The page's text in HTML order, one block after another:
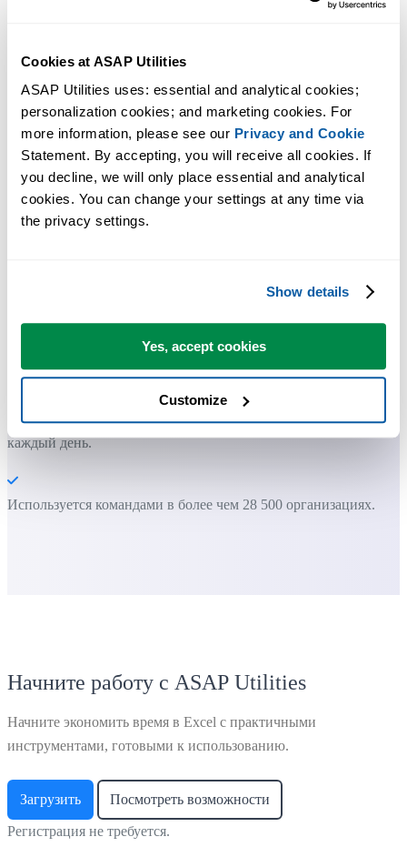
Cookies at ASAP Utilities
ASAP Utilities uses: essential and analytical cookies;
personalization cookies; and marketing cookies. For
more information, please see our Privacy and Cookie
Statement. By accepting, you will receive all cookies. If
you decline, we will only place essential and analytical
cookies. You can change your settings at any time via
the privacy settings.
Show details
Yes, accept cookies
Customize
Практичные инструменты, которых многим пользователям
не хватает в самом Excel.
Экономьте время в Excel. Это просто.
Большинство пользователей начинают с нескольких
инструментов. Многие в итоге используют ASAP Utilities
каждый день.
Используется командами в более чем 28 500 организациях.
Начните работу с ASAP Utilities
Начните экономить время в Excel с практичными
инструментами, готовыми к использованию.
Загрузить Посмотреть возможности
Регистрация не требуется.